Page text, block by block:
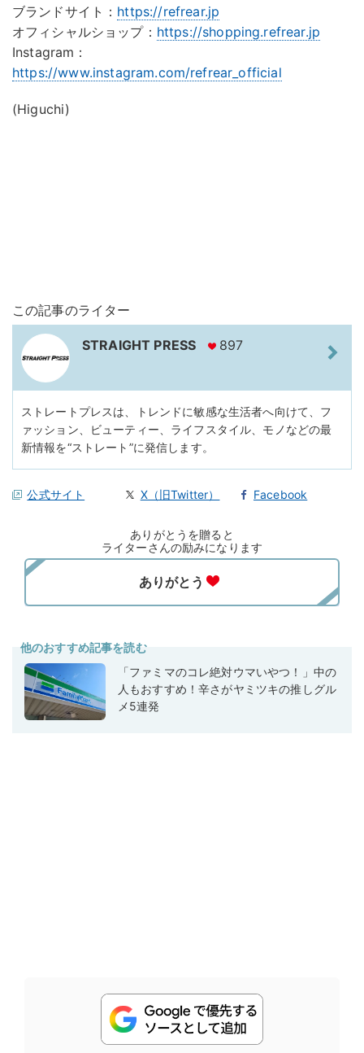
ブランドサイト： https://refrear.jp
オフィシャルショップ： https://shopping.refrear.jp
Instagram：
https://www.instagram.com/refrear_official
(Higuchi)
この記事のライター
STRAIGHT PRESS 897
ストレートプレスは、トレンドに敏感な生活者へ向けて、フ
ァッション、ビューティー、ライフスタイル、モノなどの最
新情報を“ストレート”に発信します。
公式サイト X（旧Twitter） Facebook
ありがとうを贈ると
ライターさんの励みになります
他のおすすめ記事を読む
「ファミマのコレ絶対ウマいやつ！」中の
人もおすすめ！辛さがヤミツキの推しグル
メ5連発